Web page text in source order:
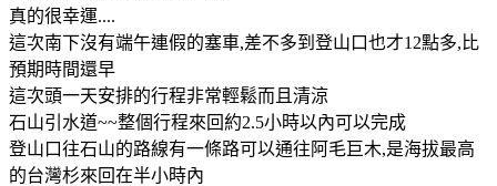
真的很幸運....
這次南下沒有端午連假的塞車,差不多到登山口也才12點多,比
預期時間還早
這次頭一天安排的行程非常輕鬆而且清涼
石山引水道~~整個行程來回約2.5小時以內可以完成
登山口往石山的路線有一條路可以通往阿毛巨木,是海拔最高
的台灣杉來回在半小時內